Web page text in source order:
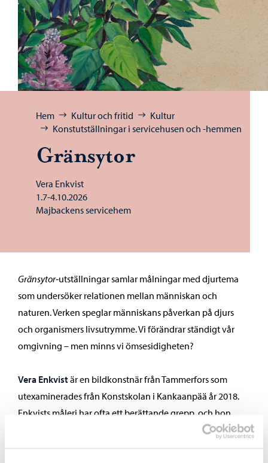
Bläddra:
Hem Kultur och fritid
Kultur
Konstutställningar i servicehusen och -hemmen
Gränsytor
Vera Enkvist
1.7-4.10.2026
Majbackens servicehem
Gränsytor‑utställningar samlar målningar med djurtema
som undersöker relationen mellan människan och
naturen. Verken speglar människans påverkan på djurs
och organismers livsutrymme. Vi förändrar ständigt vår
omgivning – men minns vi ömsesidigheten?
Vera Enkvistär en bildkonstnär från Tammerfors som
utexaminerades från Konstskolan i Kankaanpää år 2018.
Enkvists måleri har ofta ett berättande grepp, och hon
kombinerar i sina verk både föreställande och abstrakta
uttryck.